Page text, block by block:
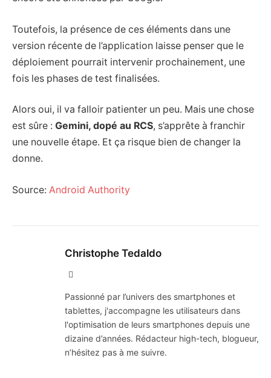
Toutefois, la présence de ces éléments dans une
version récente de l’application laisse penser que le
déploiement pourrait intervenir prochainement, une
fois les phases de test finalisées.
Alors oui, il va falloir patienter un peu. Mais une chose
est sûre : Gemini, dopé au RCS, s’apprête à franchir
une nouvelle étape. Et ça risque bien de changer la
donne.
Source: Android Authority
Christophe Tedaldo
Passionné par l’univers des smartphones et
tablettes, j'accompagne les utilisateurs dans
l'optimisation de leurs smartphones depuis une
dizaine d’années. Rédacteur high-tech, blogueur,
n’hésitez pas à me suivre.